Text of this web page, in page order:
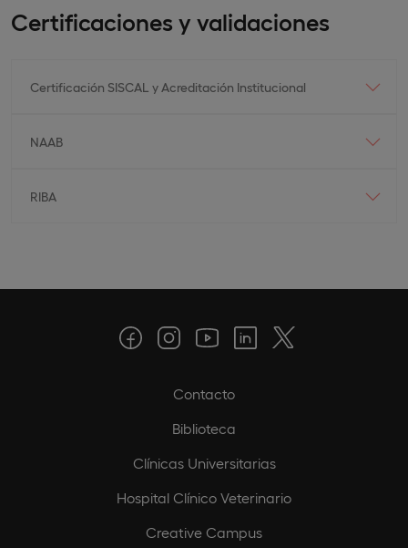
Certificaciones y validaciones
Certificación SISCAL y Acreditación Institucional
NAAB
RIBA
Contacto
Biblioteca
Clínicas Universitarias
Hospital Clínico Veterinario
Creative Campus